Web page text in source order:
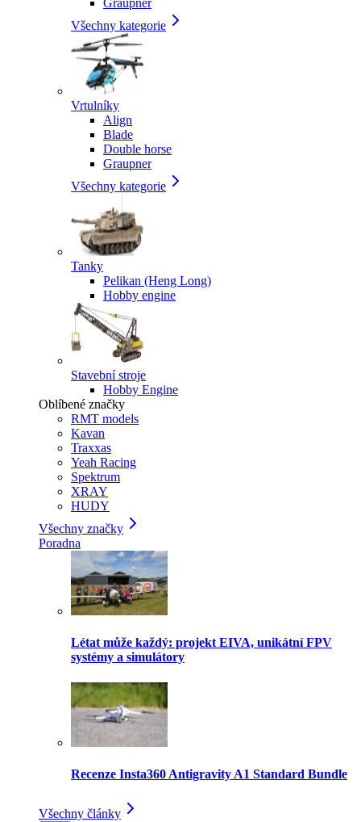
Graupner
Všechny kategorie
Vrtulníky
Align
Blade
Double horse
Graupner
Všechny kategorie
Tanky
Pelikan (Heng Long)
Hobby engine
Stavební stroje
Hobby Engine
Oblíbené značky
RMT models
Kavan
Traxxas
Yeah Racing
Spektrum
XRAY
HUDY
Všechny značky
Poradna
Létat může každý: projekt EIVA, unikátní FPV
systémy a simulátory
Recenze Insta360 Antigravity A1 Standard Bundle
Všechny články